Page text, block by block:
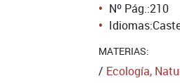
Nº Pág.:210
Idiomas:
MATERIAS:
/ Ecología,